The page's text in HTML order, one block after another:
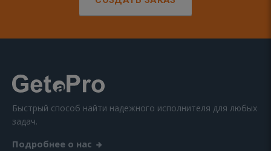
Быстрый способ найти надежного исполнителя для любых
задач.
Подробнее о нас